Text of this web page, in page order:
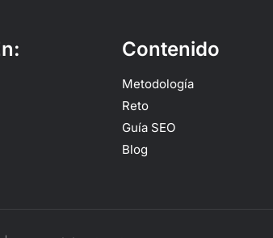
Contenido
Metodología
Reto
Guía SEO
Blog